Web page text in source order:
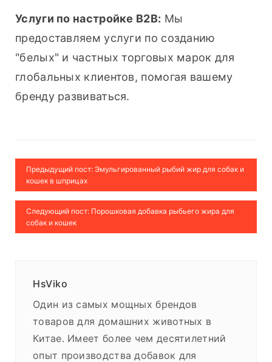
Услуги по настройке B2B: Мы
предоставляем услуги по созданию
"белых" и частных торговых марок для
глобальных клиентов, помогая вашему
бренду развиваться.
Предыдущий пост: Эмульгированный рыбий жир для собак и
кошек в шприцах
Следующий пост: Порошковая добавка рыбьего жира для
собак и кошек
HsViko
Один из самых мощных брендов
товаров для домашних животных в
Китае. Имеет более чем десятилетний
опыт производства добавок для